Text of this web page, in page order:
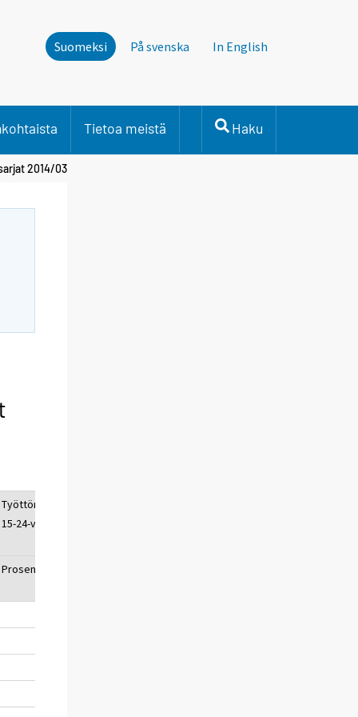
Suomeksi På svenska In English
Tietoa meistä Haku
2014/03
Työttömyysaste,
15-24-vuotiaat
Prosenttia, %